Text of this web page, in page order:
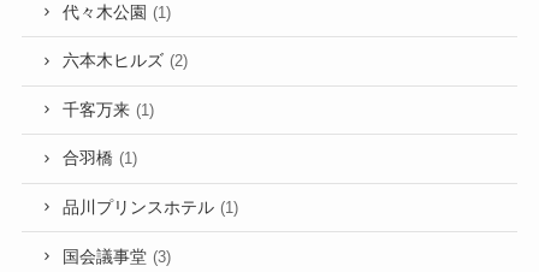
代々木公園 (1)
六本木ヒルズ (2)
千客万来 (1)
合羽橋 (1)
品川プリンスホテル (1)
国会議事堂 (3)